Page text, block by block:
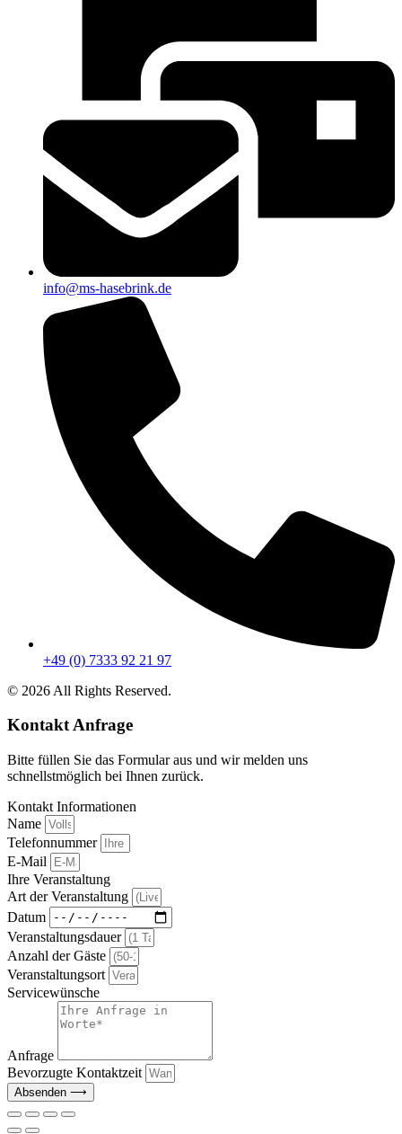
info@ms-hasebrink.de
+49 (0) 7333 92 21 97
© 2026 All Rights Reserved.
Kontakt Anfrage
Bitte füllen Sie das Formular aus und wir melden uns
schnellstmöglich bei Ihnen zurück.
Kontakt Informationen
Name
Telefonnummer
E-Mail
Ihre Veranstaltung
Art der Veranstaltung
Datum
Veranstaltungsdauer
Anzahl der Gäste
Veranstaltungsort
Servicewünsche
Anfrage
Bevorzugte Kontaktzeit
Absenden ⟶